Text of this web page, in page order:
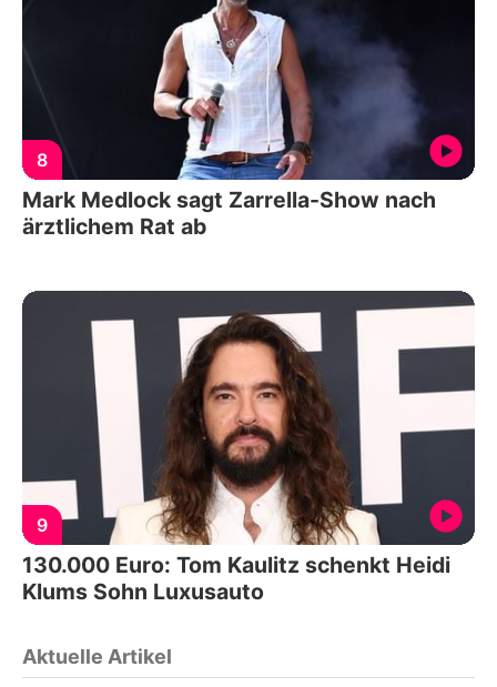
8
Mark Medlock sagt Zarrella-Show nach
ärztlichem Rat ab
9
130.000 Euro: Tom Kaulitz schenkt Heidi
Klums Sohn Luxusauto
Aktuelle Artikel